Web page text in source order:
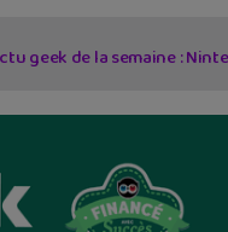
geek de la semaine :